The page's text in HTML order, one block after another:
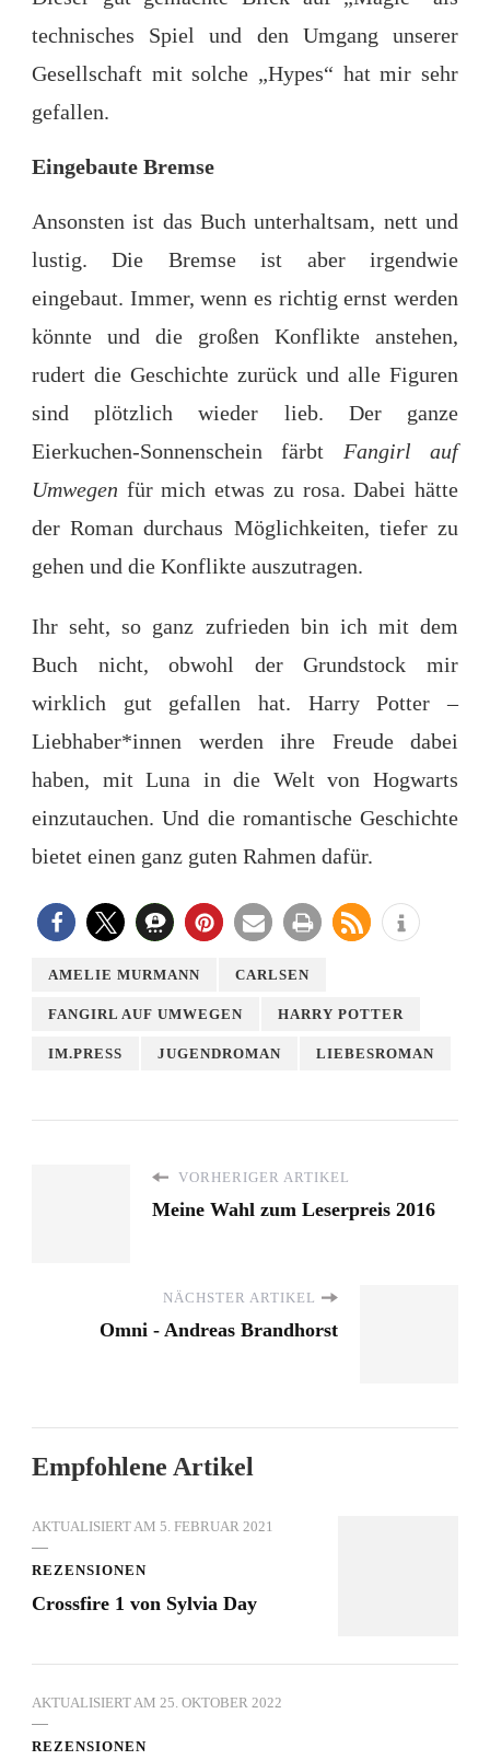
technisches Spiel und den Umgang unserer
Gesellschaft mit solche „Hypes“ hat mir sehr
gefallen.
Eingebaute Bremse
Ansonsten ist das Buch unterhaltsam, nett und
lustig. Die Bremse ist aber irgendwie
eingebaut. Immer, wenn es richtig ernst werden
könnte und die großen Konflikte anstehen,
rudert die Geschichte zurück und alle Figuren
sind plötzlich wieder lieb. Der ganze
Eierkuchen-Sonnenschein färbt Fangirl auf
Umwegen für mich etwas zu rosa. Dabei hätte
der Roman durchaus Möglichkeiten, tiefer zu
gehen und die Konflikte auszutragen.
Ihr seht, so ganz zufrieden bin ich mit dem
Buch nicht, obwohl der Grundstock mir
wirklich gut gefallen hat. Harry Potter –
Liebhaber*innen werden ihre Freude dabei
haben, mit Luna in die Welt von Hogwarts
einzutauchen. Und die romantische Geschichte
bietet einen ganz guten Rahmen dafür.
AMELIE MURMANN CARLSEN
FANGIRL AUF UMWEGEN HARRY POTTER
IM.PRESS JUGENDROMAN LIEBESROMAN
VORHERIGER ARTIKEL
Meine Wahl zum Leserpreis 2016
NÄCHSTER ARTIKEL
Omni - Andreas Brandhorst
Empfohlene Artikel
AKTUALISIERT AM 5. FEBRUAR 2021
REZENSIONEN
Crossfire 1 von Sylvia Day
AKTUALISIERT AM 25. OKTOBER 2022
REZENSIONEN